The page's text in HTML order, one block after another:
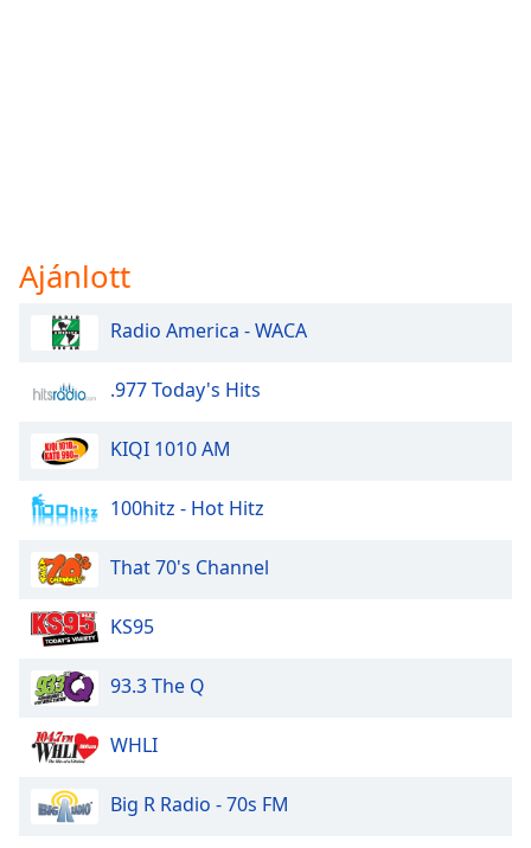
Ajánlott
Radio America - WACA
.977 Today's Hits
KIQI 1010 AM
100hitz - Hot Hitz
That 70's Channel
KS95
93.3 The Q
WHLI
Big R Radio - 70s FM